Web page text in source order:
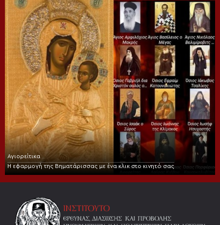
Αγιορείτικα
Η εφαρμογή της Βηματάρισσας με ένα κλικ στο κινητό σας